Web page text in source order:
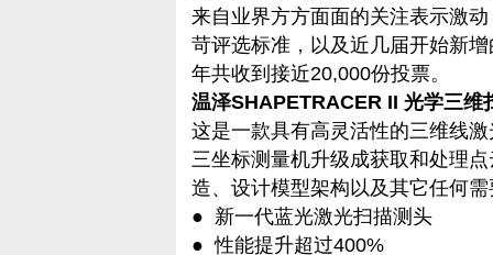
来自业界方方面面的关注表示激
苛评选标准，以及近几届开始新
年共收到接近20,000份投票。
温泽SHAPETRACER II 光学三维
这是一款具有高灵活性的三维线
三坐标测量机升级成获取和处理
造、设计模型架构以及其它任何
● 新一代蓝光激光扫描测头
● 性能提升超过400%